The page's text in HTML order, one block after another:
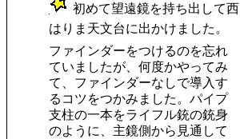
初めて望遠鏡を持ち出して西
はりま天文台に出かけました。
ファインダーをつけるのを忘れ
ていましたが、何度かやってみ
て、ファインダーなしで導入す
るコツをつかみました。パイプ
支柱の一本をライフル銃の銃身
のように、主鏡側から見通して